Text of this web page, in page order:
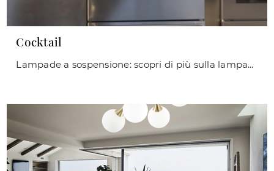
Cocktail
Lampade a sospensione: scopri di più sulla lampada Cocktail in vetro che ti consigliamo.